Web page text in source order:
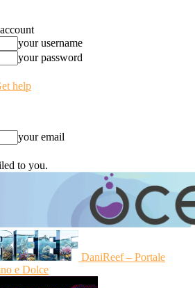
your username
your password
help
your email
to you.
DaniReef – Portale
e Dolce